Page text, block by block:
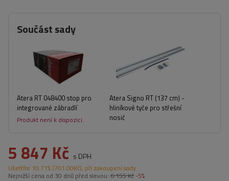
Součást sady
Atera RT 048400 stop pro
integrované zábradlí
Produkt není k dispozici.
Atera Signo RT (137 cm) -
hliníkové tyče pro střešní
nosič
5 847 Kč s DPH
Ušetříte 10.71% (701.00Kč), při zakoupení sady.
Nejnižší cena od 30 dnů před slevou: 6 155 Kč -5%